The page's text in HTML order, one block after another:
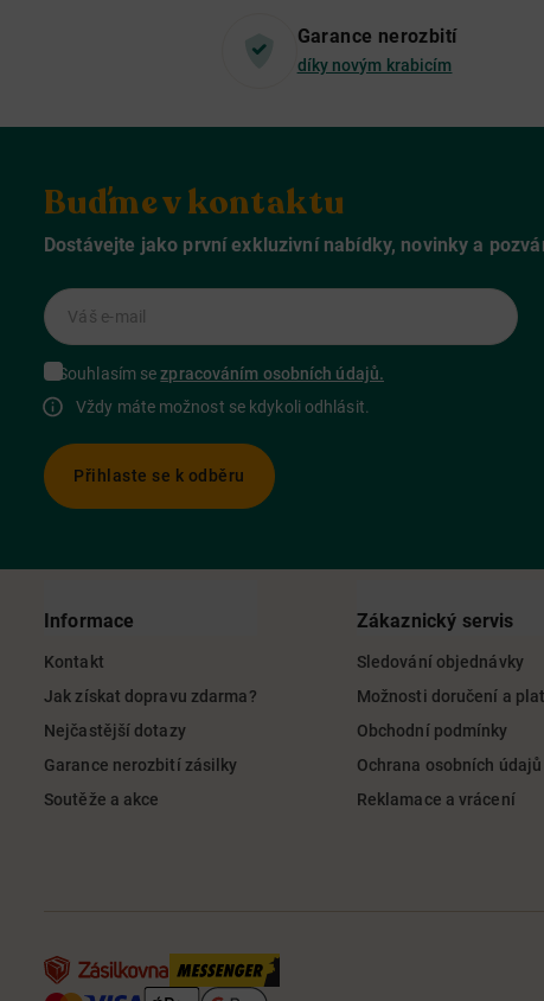
Garance nerozbití
díky novým krabicím
Buďme v kontaktu
Dostávejte jako první exkluzivní nabídky, novinky a
Váš e-mail
Souhlasím sezpracováním osobních údajů.
Vždy máte možnost se kdykoli odhlásit.
Přihlaste se k odběru
Informace
Kontakt
Jak získat dopravu zdarma?
Nejčastější dotazy
Garance nerozbití zásilky
Soutěže a akce
Zákaznický servis
Sledování objednávky
Možnosti doručení a
Obchodní podmínky
Ochrana osobních údajů
Reklamace a vrácení